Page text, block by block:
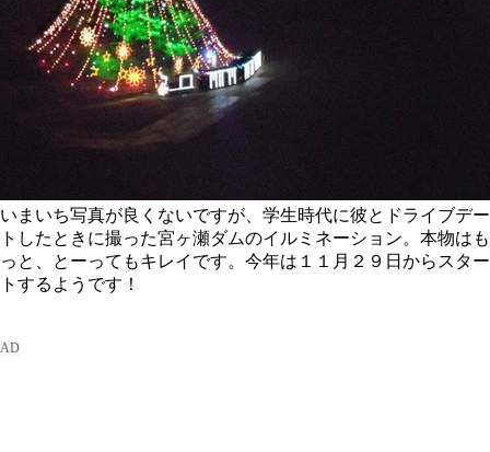
いまいち写真が良くないですが、学生時代に彼とドライブデー
トしたときに撮った宮ヶ瀬ダムのイルミネーション。本物はも
っと、とーってもキレイです。今年は１１月２９日からスター
トするようです！